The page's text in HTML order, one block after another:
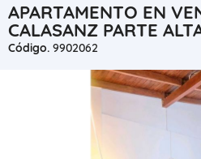
APARTAMENTO EN
CALASANZ PARTE
Código. 9902062